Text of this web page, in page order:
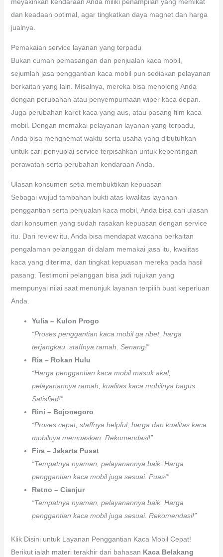
meyakinkan kendaraan Anda miliki penampilan yang memikat
dan keadaan optimal, agar tingkatkan daya magnet dan harga
jualnya.
Pemakaian service layanan yang terpadu
Bukan cuman pemasangan dan penjualan kaca mobil,
sejumlah jasa penggantian kaca mobil pun sediakan pelayanan
berkaitan yang lain. Misalnya, mereka bisa menolong Anda
dengan perubahan atau penyempurnaan wiper kaca depan.
Juga perubahan karet kaca yang aus, atau pasang film kaca
mobil. Dengan memakai pelayanan layanan yang terpadu,
Anda bisa menghemat waktu serta usaha yang dibutuhkan
untuk cari penyuplai service terpisahkan untuk kepentingan
perawatan serta perubahan kendaraan Anda.
Ulasan konsumen setia membuktikan kepuasan
Sebagai wujud tambahan bukti atas kwalitas layanan
penggantian serta penjualan kaca mobil, Anda bisa cari ulasan
dari konsumen yang sudah rasakan kepuasan dengan service
itu. Dari review itu, Anda bisa mendapat wacana berkaitan
pengalaman pelanggan di dalam memakai jasa itu, kwalitas
kaca yang diterima, dan tingkat kepuasan mereka pada hasil
pasang. Testimoni pelanggan bisa jadi rujukan yang
mempunyai nilai saat menunjuk layanan terpilih buat keperluan
Anda.
Yulia – Kulon Progo
“Proses penggantian kaca mobil ga ribet, harga
terjangkau, staffnya ramah. Senang!”
Ria – Rokan Hulu
“Harga penggantian kaca mobil masuk akal,
pelayanannya ramah, kualitas kaca mobilnya bagus.
Satisfied!”
Rini – Bojonegoro
“Proses cepat, staffnya helpful, harga dan kualitas kaca
mobilnya memuaskan. Rekomendasi!”
Fira – Jakarta Pusat
“Tempatnya nyaman, pelayanannya baik. Harga
penggantian kaca mobil juga sesuai. Puas!”
Retno – Cianjur
“Tempatnya nyaman, pelayanannya baik. Harga
penggantian kaca mobil juga sesuai. Rekomendasi!”
Klik Disini untuk Layanan Penggantian Kaca Mobil Cepat!
Berikut ialah materi terakhir dari bahasan Kaca Belakang